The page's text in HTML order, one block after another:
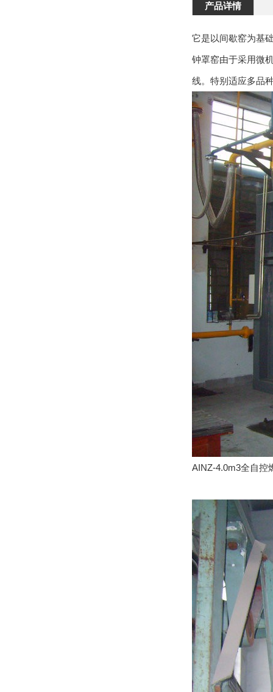
产品详情
它是以间歇窑为基
钟罩窑由于采用微
线。特别适应多品
AINZ-4.0m3全自控